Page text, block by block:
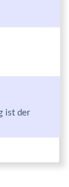
ist der